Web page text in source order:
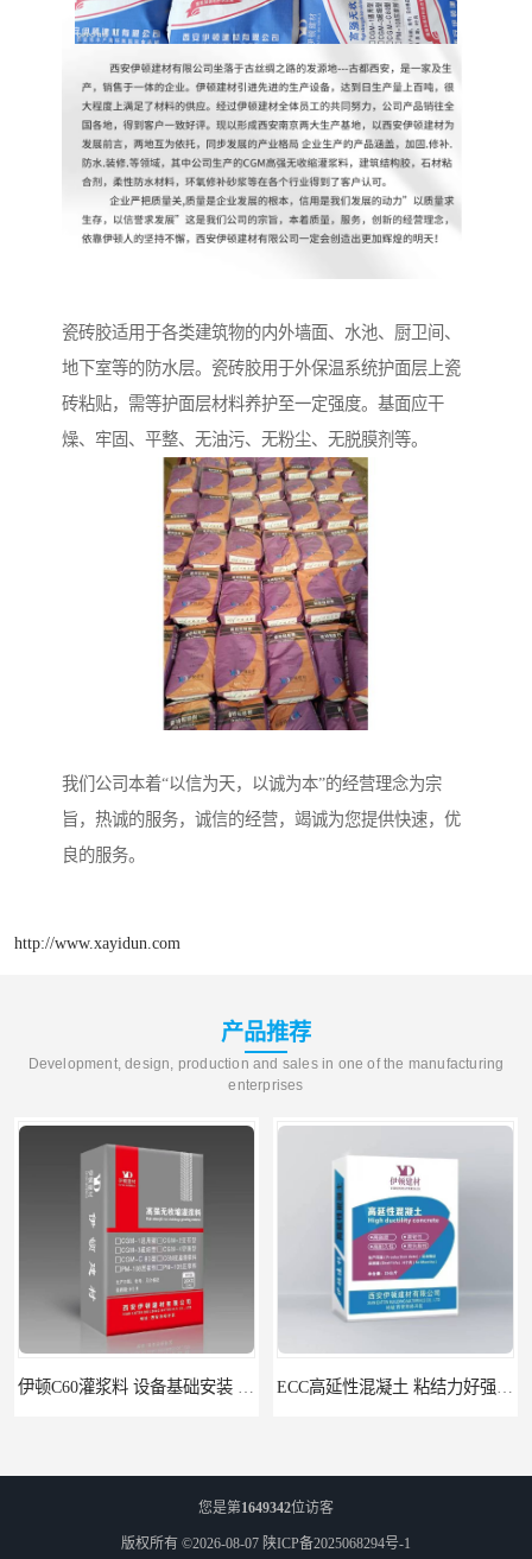
瓷砖胶适用于各类建筑物的内外墙面、水池、厨卫间、
地下室等的防水层。瓷砖胶用于外保温系统护面层上瓷
砖粘贴，需等护面层材料养护至一定强度。基面应干
燥、牢固、平整、无油污、无粉尘、无脱膜剂等。
我们公司本着“以信为天，以诚为本”的经营理念为宗
旨，热诚的服务，诚信的经营，竭诚为您提供快速，优
良的服务。
http://www.xayidun.com
产品推荐
Development, design, production and sales in one of the manufacturing
enterprises
您是第1649342位访客
版权所有 ©2026-08-07 陕ICP备2025068294号-1